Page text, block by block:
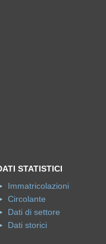
STATISTICI
Immatricolazioni
Circolante
Dati di settore
Dati storici